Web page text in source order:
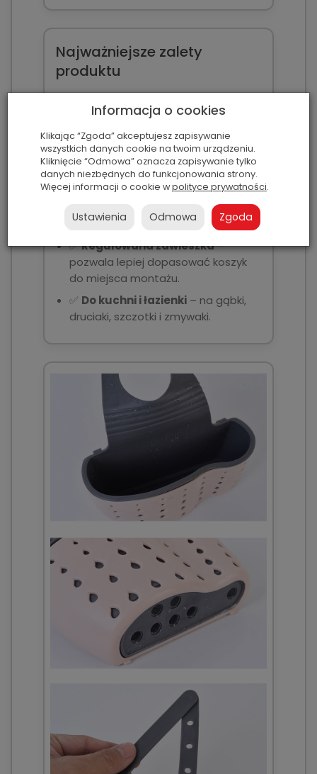
Najważniejsze zalety
produktu
miejsce na blacie przy zlewie.
✅Perforowane dno– pomaga
odprowadzać wodę z gąbek i
zmywaków.
✅Montaż bez wiercenia–
organizer można zawiesić na kranie,
relingu lub haczyku.
✅Regulowana zawieszka–
pozwala lepiej dopasować koszyk
do miejsca montażu.
✅ Do kuchni i łazienki – na gąbki,
druciaki, szczotki i zmywaki.
Informacja o cookies
Klikając “Zgoda” akceptujesz zapisywanie
wszystkich danych cookie na twoim urządzeniu.
Kliknięcie “Odmowa” oznacza zapisywanie tylko
danych niezbędnych do funkcjonowania strony.
Więcej informacji o cookie wpolityce prywatności.
Ustawienia Odmowa Zgoda